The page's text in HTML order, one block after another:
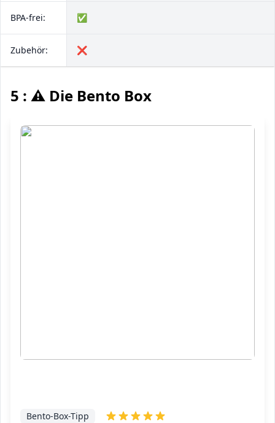
BPA-frei: ✅
Zubehör: ❌
5 : ⚠️ Die Bento Box
Bento-Box-Tipp